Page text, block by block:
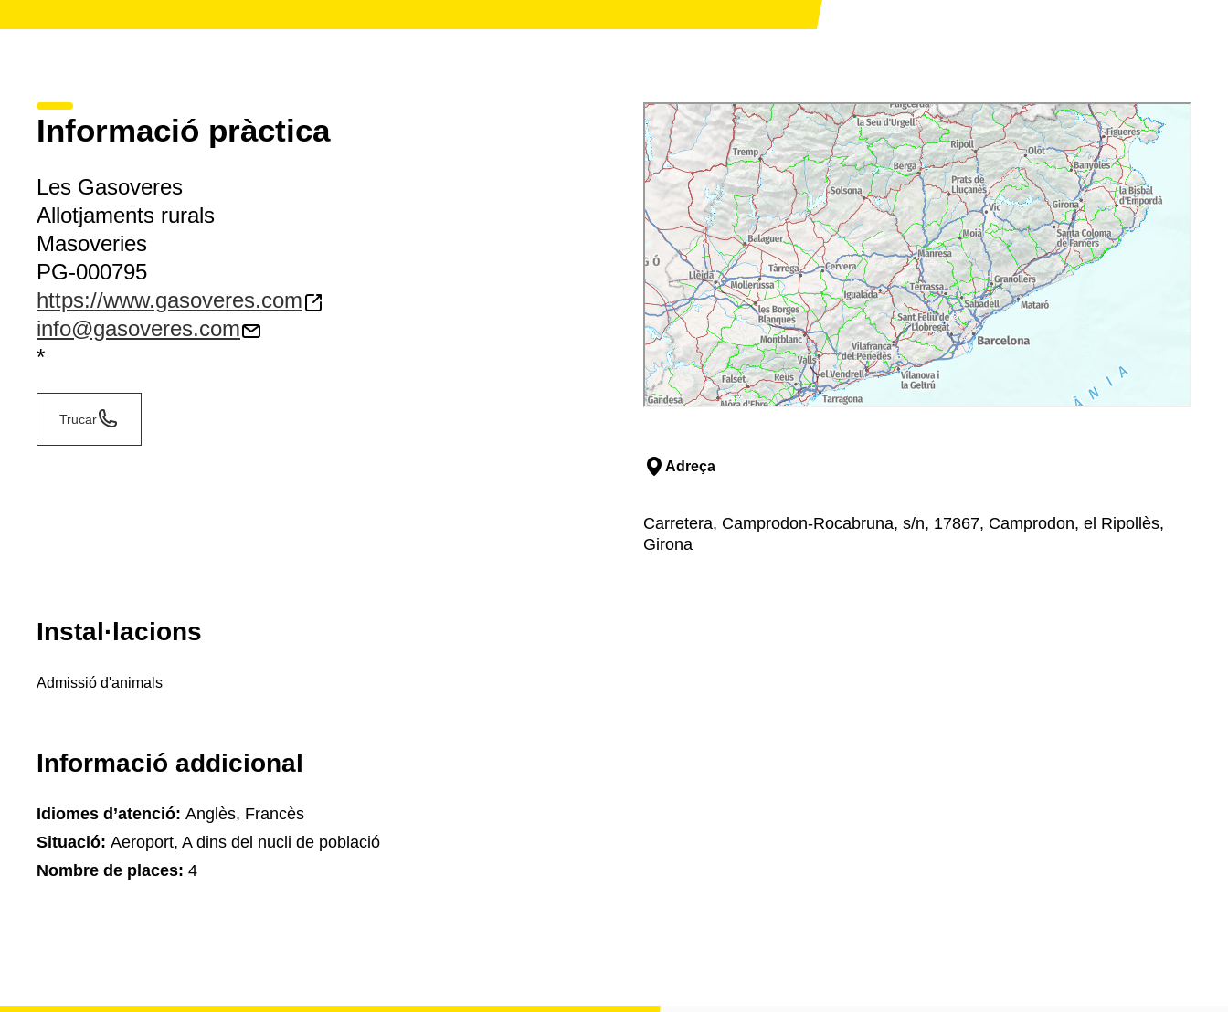
Informació pràctica
Les Gasoveres
Allotjaments rurals
Masoveries
PG-000795
https://www.gasoveres.com
info@gasoveres.com
*
Trucar
Adreça
Carretera, Camprodon-Rocabruna, s/n, 17867, Camprodon, el Ripollès,
Girona
Instal·lacions
Admissió d'animals
Informació addicional
Idiomes d’atenció: Anglès, Francès
Situació: Aeroport, A dins del nucli de població
Nombre de places: 4